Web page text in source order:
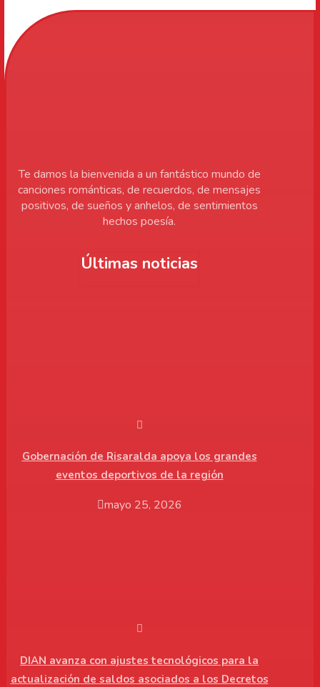
Te damos la bienvenida a un fantástico mundo de
canciones románticas, de recuerdos, de mensajes
positivos, de sueños y anhelos, de sentimientos
hechos poesía.
Últimas noticias
Gobernación de Risaralda apoya los grandes
eventos deportivos de la región
mayo 25, 2026
DIAN avanza con ajustes tecnológicos para la
actualización de saldos asociados a los Decretos